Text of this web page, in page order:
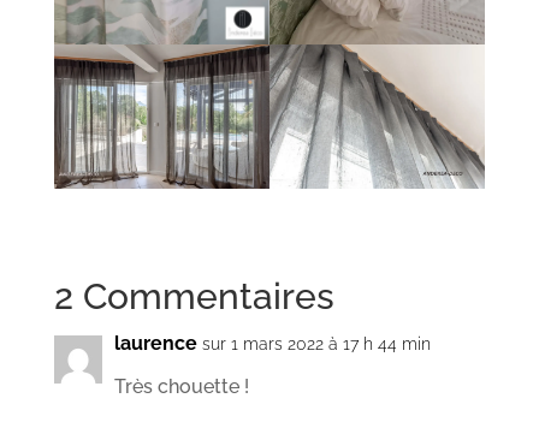
2 Commentaires
laurence sur 1 mars 2022 à 17 h 44 min
Très chouette !